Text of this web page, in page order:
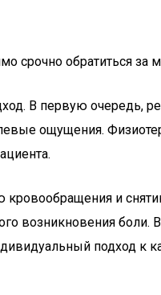
срочно обратиться
В первую очередь,
ощущения.
кровообращения и
возникновения боли.
подход к